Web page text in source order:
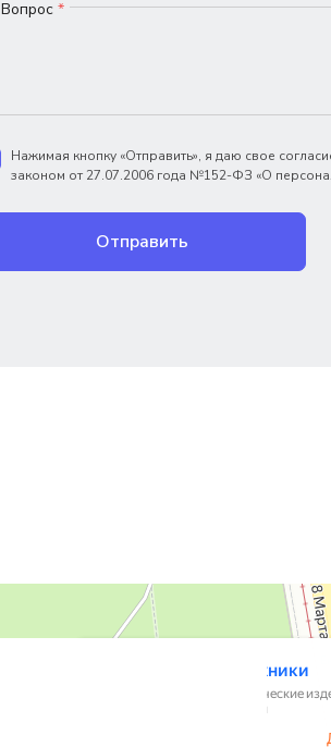
Вопрос *
Нажимая кнопку «Отправить», я даю свое
законом от 27.07.2006 года №152-ФЗ «О
Отправить